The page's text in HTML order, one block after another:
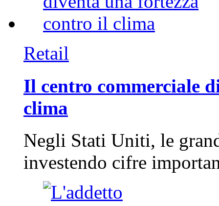
Retail
Il centro commerciale
clima
Negli Stati Uniti, le
investendo cifre